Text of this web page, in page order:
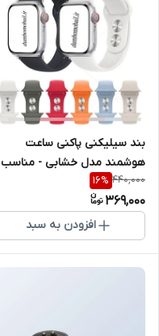
بند سیلیکنی پاکنی ساعت
هوشمند مدل خشابی - مناسب
برای سایزهای 42 تا 49 میلیمتری
440,000
16%
369,000
افزودن به سبد